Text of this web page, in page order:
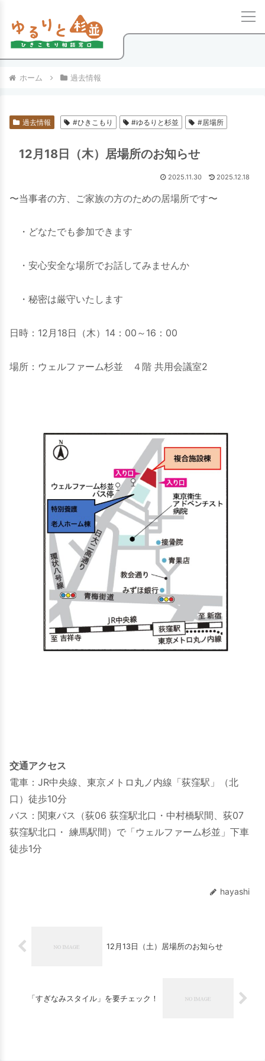
ホーム 過去情報
過去情報 #ひきこもり #ゆるりと杉並 #居場所
12月18日（木）居場所のお知らせ
2025.11.30 2025.12.18
〜当事者の方、ご家族の方のための居場所です〜
・どなたでも参加できます
・安心安全な場所でお話してみませんか
・秘密は厳守いたします
日時：12月18日（木）14：00～16：00
場所：ウェルファーム杉並 ４階 共用会議室2
交通アクセス
電車：JR中央線、東京メトロ丸ノ内線「荻窪駅」（北
口）徒歩10分
バス：関東バス（荻06 荻窪駅北口・中村橋駅間、荻07
荻窪駅北口・ 練馬駅間）で「ウェルファーム杉並」下車
徒歩1分
hayashi
12月13日（土）居場所のお知らせ
「すぎなみスタイル」を要チェック！